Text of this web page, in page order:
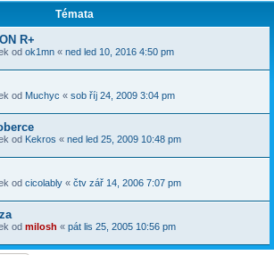
Témata
R+
od ok1mn « ned led 10, 2016 4:50 pm
od Muchyc « sob říj 24, 2009 3:04 pm
od Kekros « ned led 25, 2009 10:48 pm
od cicolably « čtv zář 14, 2006 7:07 pm
od milosh « pát lis 25, 2005 10:56 pm